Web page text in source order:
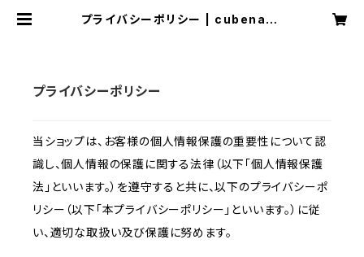
プライバシーポリシー | cubenaga
プライバシーポリシー
当ショップは、お客様の個人情報保護の重要性について認
識し、個人情報の保護に関する法律（以下「個人情報保護
法」といいます。）を遵守すると共に、以下のプライバシーポ
リシー（以下「本プライバシーポリシー」といいます。）に従
い、適切な取扱い及び保護に努めます。